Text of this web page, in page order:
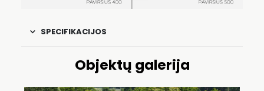
SPECIFIKACIJOS
Objektų galerija